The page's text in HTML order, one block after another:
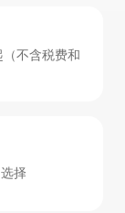
不含税费和
择